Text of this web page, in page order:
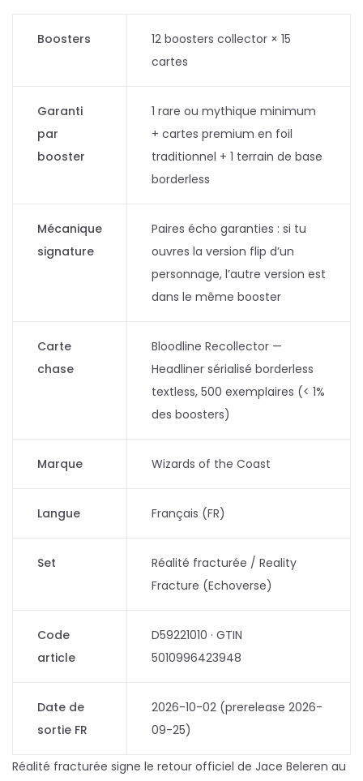
Boosters
12 boosters collector × 15
cartes
Garanti
par
booster
1 rare ou mythique minimum
+ cartes premium en foil
traditionnel + 1 terrain de base
borderless
Mécanique
signature
Paires écho garanties : si tu
ouvres la version flip d’un
personnage, l’autre version est
dans le même booster
Carte
chase
Bloodline Recollector —
Headliner sérialisé borderless
textless, 500 exemplaires (< 1%
des boosters)
Marque Wizards of the Coast
Langue Français (FR)
Set
Réalité fracturée / Reality
Fracture (Echoverse)
Code
article
D59221010 · GTIN
5010996423948
Date de
sortie FR
2026-10-02 (prerelease 2026-
09-25)
Réalité fracturée signe le retour officiel de Jace Beleren au